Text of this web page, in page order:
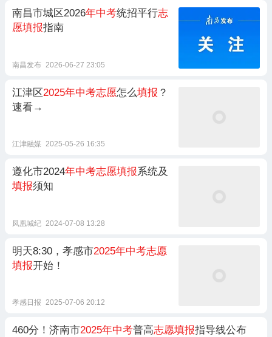
南昌市城区2026年中考统招平行志
愿填报指南
南昌发布 2026-06-27 23:05
江津区2025年中考志愿怎么填报 ？
速看→
江津融媒 2025-05-26 16:35
遵化市2024年中考志愿填报系统及
填报须知
凤凰城纪 2024-07-08 13:28
明天8:30，孝感市2025年中考志愿
填报开始！
孝感日报 2025-07-06 20:12
460分！济南市2025年中考普高志愿填报指导线公布